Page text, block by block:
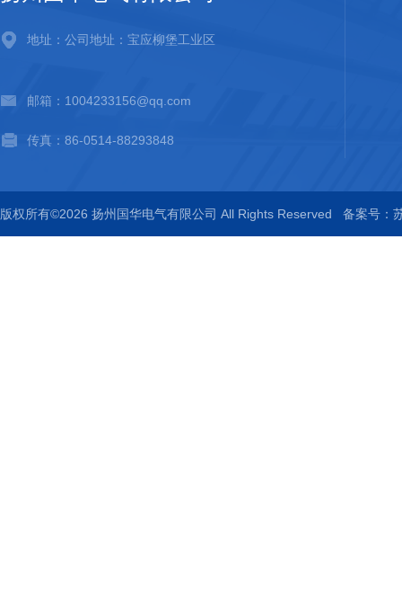
地址：公司地址：宝应柳堡工业区
邮箱：1004233156@qq.com
传真：86-0514-88293848
版权所有©2026 扬州国华电气有限公司 All Rights Reserved 备案号：